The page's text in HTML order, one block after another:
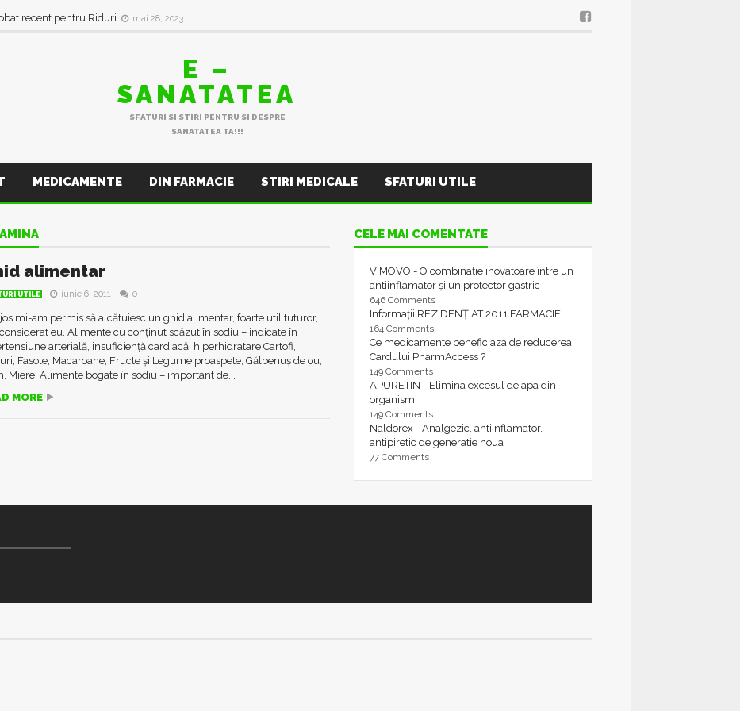
recent pentru Riduri mai 28, 2023
E –
SANATATEA
SFATURI SI STIRI PENTRU SI DESPRE
SANATATEA TA!!!
MEDICAMENTE DIN FARMACIE STIRI MEDICALE SFATURI UTILE
alimentar
UTILE iunie 6, 2011 0
mi-am permis să alcătuiesc un ghid alimentar, foarte util tuturor,
eu. Alimente cu conținut scăzut în sodiu – indicate în
arterială, insuficiență cardiacă, hiperhidratare Cartofi,
Fasole, Macaroane, Fructe și Legume proaspete, Gălbenuș de ou,
Miere. Alimente bogate în sodiu – important de...
MORE
CELE MAI COMENTATE
VIMOVO - O combinație inovatoare între un
antiinflamator și un protector gastric
646 Comments
Informații REZIDENȚIAT 2011 FARMACIE
164 Comments
Ce medicamente beneficiaza de reducerea
Cardului PharmAccess ?
149 Comments
APURETIN - Elimina excesul de apa din
organism
149 Comments
Naldorex - Analgezic, antiinflamator,
antipiretic de generatie noua
77 Comments